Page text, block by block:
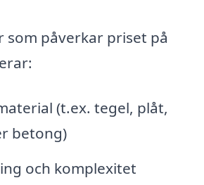
som påverkar priset på
(t.ex. tegel, plåt,
betong)
och komplexitet